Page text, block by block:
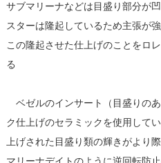
サブマリーナなどは目盛り部分が
スターは隆起しているため主張が
この隆起させた仕上げのことをロ
る
ベゼルのインサート（目盛りの
ク仕上げのセラミックを使用して
上げされた目盛り類の輝きがより